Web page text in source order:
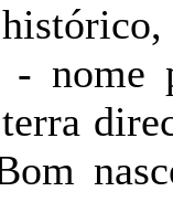
- nome